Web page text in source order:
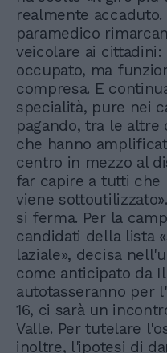
realmente
paramedico
veicolare ai
occupato, ma
compresa. E
specialità, pure nei
pagando, tra le altre
che hanno
centro in mezzo al
far capire a tutti che
viene
si ferma. Per la
candidati della lista
laziale», decisa
come anticipato da
autotasseranno per
16, ci sarà un
Valle. Per tutelare
inoltre, l'ipotesi di